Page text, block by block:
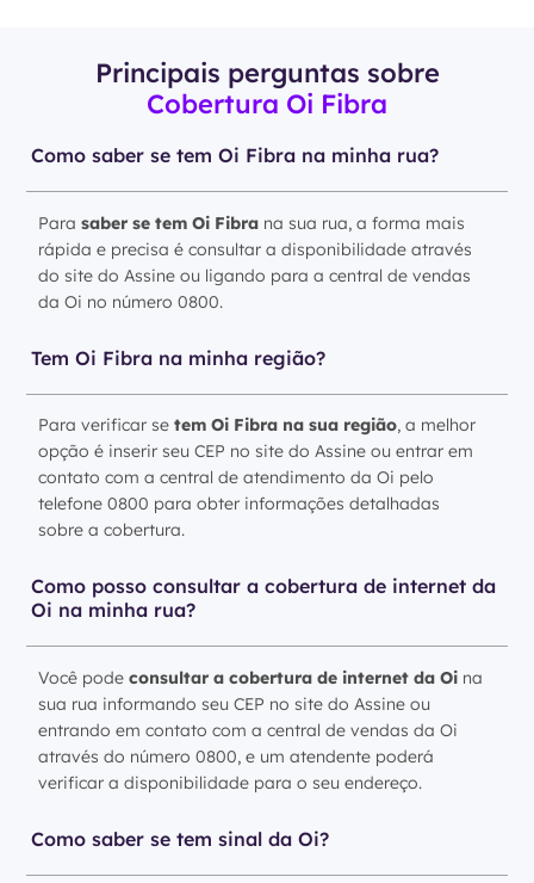
Principais perguntas sobre
Cobertura Oi Fibra
Como saber se tem Oi Fibra na minha rua?
Parasaber se tem Oi Fibra na sua rua, a forma mais
rápida e precisa é consultar a disponibilidade através
do site do Assine ou ligando para a central de vendas
da Oi no número 0800.
Tem Oi Fibra na minha região?
Para verificar setem Oi Fibra na sua região, a melhor
opção é inserir seu CEP no site do Assine ou entrar em
contato com a central de atendimento da Oi pelo
telefone 0800 para obter informações detalhadas
sobre a cobertura.
Como posso consultar a cobertura de internet da
Oi na minha rua?
Você podeconsultar a cobertura de internet da Oi na
sua rua informando seu CEP no site do Assine ou
entrando em contato com a central de vendas da Oi
através do número 0800, e um atendente poderá
verificar a disponibilidade para o seu endereço.
Como saber se tem sinal da Oi?